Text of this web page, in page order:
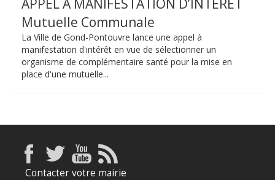
APPEL A MANIFESTATION D’INTERET
Mutuelle Communale
La Ville de Gond-Pontouvre lance une appel à
manifestation d'intérêt en vue de sélectionner un
organisme de complémentaire santé pour la mise en
place d'une mutuelle...
Contacter votre mairie